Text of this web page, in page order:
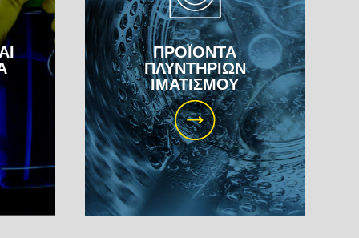
ΠΡΟΪΟΝΤΑ
ΠΛΥΝΤΗΡΙΩΝ
ΙΜΑΤΙΣΜΟΥ